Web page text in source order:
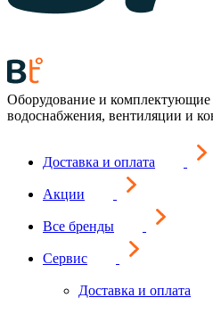
Оборудование и комплектующие
водоснабжения, вентиляции и
Доставка и оплата
Акции
Все бренды
Сервис
Доставка и оплата